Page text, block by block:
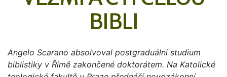
BIBLI
Angelo Scarano absolvoval postgraduální studium
biblistiky v Římě zakončené doktorátem. Na Katolické